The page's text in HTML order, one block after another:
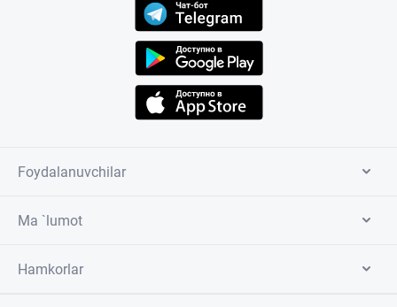
Foydalanuvchilar
Ma `lumot
Hamkorlar